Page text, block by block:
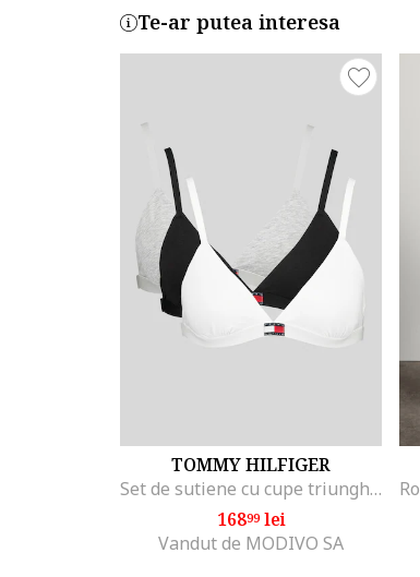
Te-ar putea interesa
TOMMY HILFIGER
Set de sutiene cu cupe triunghiulare si detaliu logo - 3 perechi, Alb/Negru/Gri melange
16899lei
Vandut de MODIVO SA